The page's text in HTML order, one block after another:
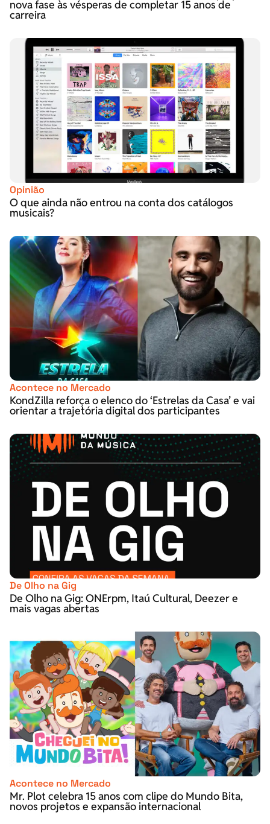
nova fase às vésperas de completar 15 anos de
carreira
Opinião
O que ainda não entrou na conta dos catálogos
musicais?
Acontece no Mercado
KondZilla reforça o elenco do ‘Estrelas da Casa’ e vai
orientar a trajetória digital dos participantes
De Olho na Gig
De Olho na Gig: ONErpm, Itaú Cultural, Deezer e
mais vagas abertas
Acontece no Mercado
Mr. Plot celebra 15 anos com clipe do Mundo Bita,
novos projetos e expansão internacional